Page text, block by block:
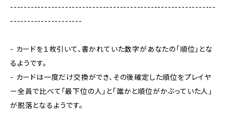
------------------------------------------------------------
---------------------
- カードを１枚引いて、書かれていた数字があなたの「順位」とな
るようです。
- カードは一度だけ交換ができ、その後確定した順位をプレイヤ
ー全員で比べて「最下位の人」と「誰かと順位がかぶっていた人」
が脱落となるようです。